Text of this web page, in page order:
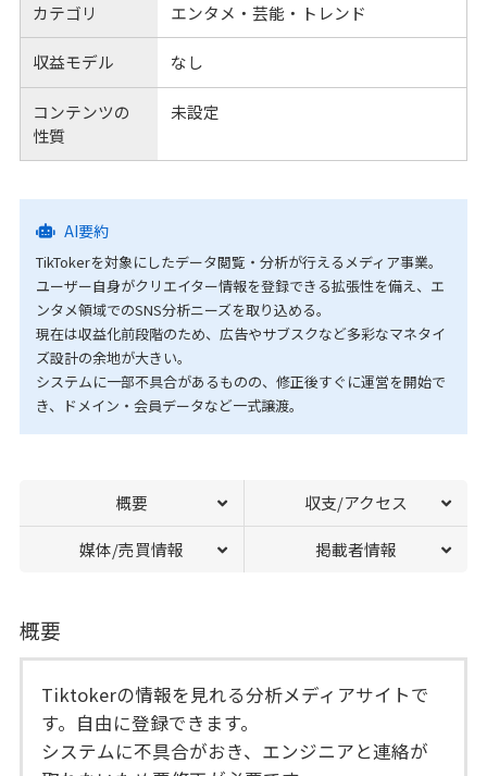
カテゴリ エンタメ・芸能・トレンド
収益モデル なし
コンテンツの
性質
未設定
AI要約
TikTokerを対象にしたデータ閲覧・分析が行えるメディア事業。
ユーザー自身がクリエイター情報を登録できる拡張性を備え、エ
ンタメ領域でのSNS分析ニーズを取り込める。
現在は収益化前段階のため、広告やサブスクなど多彩なマネタイ
ズ設計の余地が大きい。
システムに一部不具合があるものの、修正後すぐに運営を開始で
き、ドメイン・会員データなど一式譲渡。
概要 収支/アクセス
媒体/売買情報 掲載者情報
概要
Tiktokerの情報を見れる分析メディアサイトで
す。自由に登録できます。
システムに不具合がおき、エンジニアと連絡が